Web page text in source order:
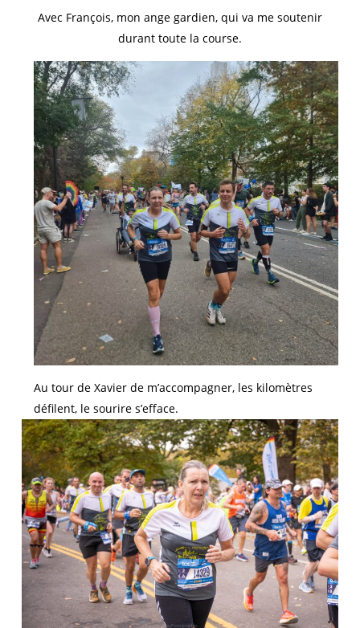
Avec François, mon ange gardien, qui va me soutenir
durant toute la course.
Au tour de Xavier de m’accompagner, les kilomètres
défilent, le sourire s’efface.